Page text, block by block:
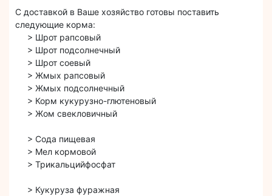
С доставкой в Ваше хозяйство готовы поставить
следующие корма:
> Шрот рапсовый
> Шрот подсолнечный
> Шрот соевый
> Жмых рапсовый
> Жмых подсолнечный
> Корм кукурузно-глютеновый
> Жом свекловичный
> Сода пищевая
> Мел кормовой
> Трикальцийфосфат
> Кукуруза фуражная